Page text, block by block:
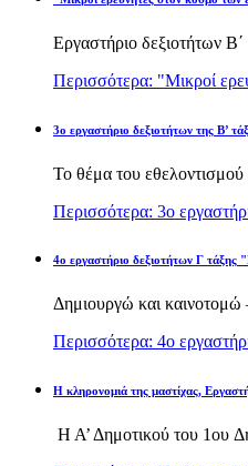
Εργαστήριο δεξιοτήτων Β΄
Περισσότερα: "Μικροί
3ο εργαστήριο δεξιοτήτων της Β’
Το θέμα του εθελοντισμού
Περισσότερα: 3ο
4ο εργαστήριο δεξιοτήτων Γ τάξης
Δημιουργώ και καινοτομώ
Περισσότερα: 4ο
H κληρονομιά της μαστίχας,
Η Α’ Δημοτικού του 1ου